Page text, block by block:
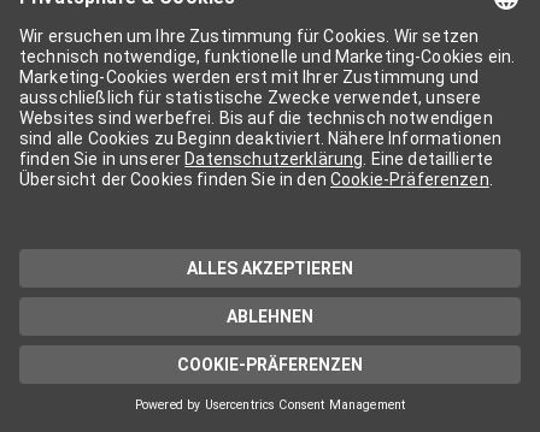
APA-User
Services der APA-Gruppe. Für die Nutzung der einzelnen Anwendungen
kann eine weitere Freischaltung nötig sein. Kosten fallen nur nach einer
Bestellung und genauer Kosteninformation an.
Wenn nicht anders erwähnt, gelten dieAllgemeinen
Geschäftsbedingungender APA - Austria Presse Agentur.
Die von Ihnen angegebenen Daten werden ausschließlich für die
Zwecke der Demo-Nutzung bzw. des Vertragsverhältnisses genutzt.
Eine darüber hinaus gehende oder andersartige Verwendung ist nur mit
technischen Support stehen wir Ihnen jederzeit gerne zur Verfügung.
Datenschutzerklärung
Cookie-Präferenzen